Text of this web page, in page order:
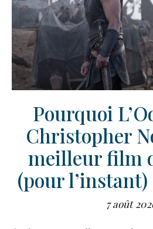
Pourquoi
Christopher
meilleur film
(pour
7 août